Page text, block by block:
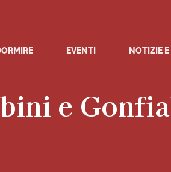
EVENTI NOTIZIE
e